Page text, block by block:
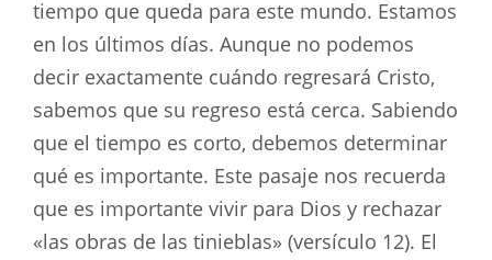
tiempo que queda para este mundo. Estamos
en los últimos días. Aunque no podemos
decir exactamente cuándo regresará Cristo,
sabemos que su regreso está cerca. Sabiendo
que el tiempo es corto, debemos determinar
qué es importante. Este pasaje nos recuerda
que es importante vivir para Dios y rechazar
«las obras de las tinieblas» (versículo 12). El